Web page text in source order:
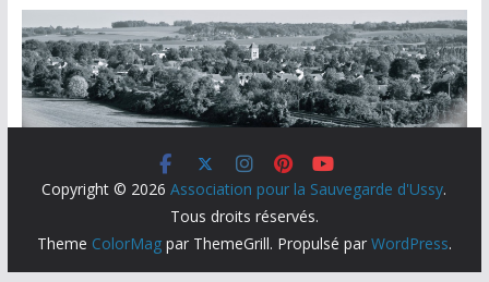
Copyright © 2026Association pour la Sauvegarde d'Ussy.
Tous droits réservés.
Theme ColorMagpar ThemeGrill. Propulsé par WordPress.